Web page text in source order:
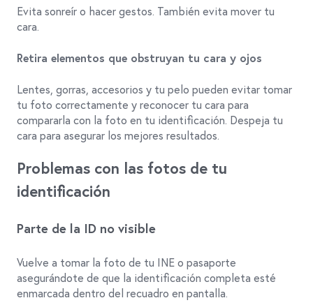
Evita sonreír o hacer gestos. También evita mover tu
cara.
Retira elementos que obstruyan tu cara y ojos
Lentes, gorras, accesorios y tu pelo pueden evitar tomar
tu foto correctamente y reconocer tu cara para
compararla con la foto en tu identificación. Despeja tu
cara para asegurar los mejores resultados.
Problemas con las fotos de tu
identificación
Parte de la ID no visible
Vuelve a tomar la foto de tu INE o pasaporte
asegurándote de que la identificación completa esté
enmarcada dentro del recuadro en pantalla.